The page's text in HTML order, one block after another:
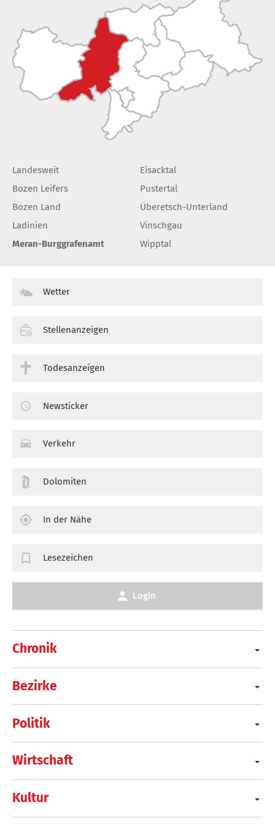
Landesweit
Bozen Leifers
Bozen Land
Ladinien
Meran-Burggrafenamt
Eisacktal
Pustertal
Überetsch-Unterland
Vinschgau
Wipptal
Chronik
Bezirke
Politik
Wirtschaft
Kultur
Wetter
Stellenanzeigen
Todesanzeigen
Newsticker
Verkehr
Dolomiten
In der Nähe
Lesezeichen
Login